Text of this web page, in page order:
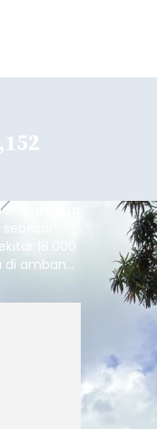
Kota
18.000
di ambang
diambil
pada